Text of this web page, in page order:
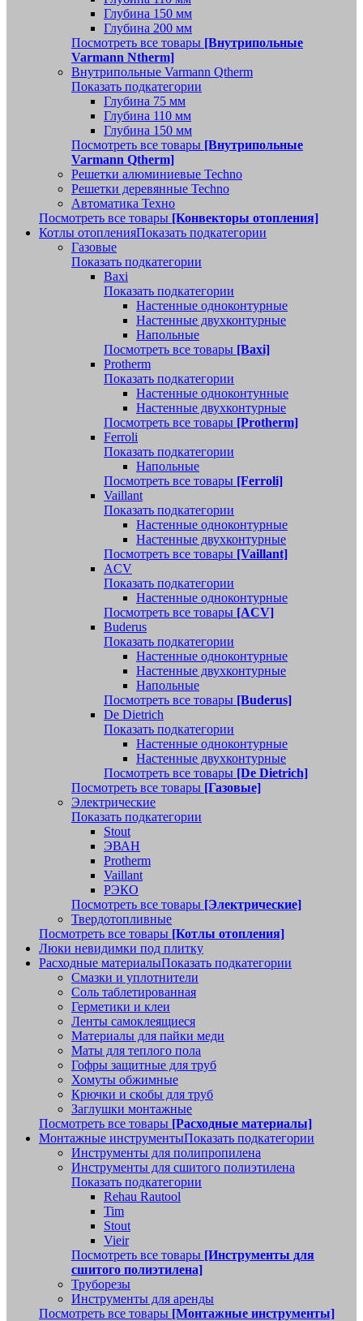
Глубина 150 мм
Глубина 200 мм
Посмотреть все товары [Внутрипольные
Varmann Ntherm]
Внутрипольные Varmann Qtherm
Показать подкатегории
Глубина 75 мм
Глубина 110 мм
Глубина 150 мм
Посмотреть все товары [Внутрипольные
Varmann Qtherm]
Решетки алюминиевые Techno
Решетки деревянные Techno
Автоматика Техно
Посмотреть все товары [Конвекторы отопления]
Котлы отопленияПоказать подкатегории
Газовые
Показать подкатегории
Baxi
Показать подкатегории
Настенные одноконтурные
Настенные двухконтурные
Напольные
Посмотреть все товары [Baxi]
Protherm
Показать подкатегории
Настенные одноконтунные
Настенные двухконтурные
Посмотреть все товары [Protherm]
Ferroli
Показать подкатегории
Напольные
Посмотреть все товары [Ferroli]
Vaillant
Показать подкатегории
Настенные одноконтурные
Настенные двухконтурные
Посмотреть все товары [Vaillant]
ACV
Показать подкатегории
Настенные одноконтурные
Посмотреть все товары [ACV]
Buderus
Показать подкатегории
Настенные одноконтурные
Настенные двухконтурные
Напольные
Посмотреть все товары [Buderus]
De Dietrich
Показать подкатегории
Настенные одноконтурные
Настенные двухконтурные
Посмотреть все товары [De Dietrich]
Посмотреть все товары [Газовые]
Электрические
Показать подкатегории
Stout
ЭВАН
Protherm
Vaillant
РЭКО
Посмотреть все товары [Электрические]
Твердотопливные
Посмотреть все товары [Котлы отопления]
Люки невидимки под плитку
Расходные материалыПоказать подкатегории
Смазки и уплотнители
Соль таблетированная
Герметики и клеи
Ленты самоклеящиеся
Материалы для пайки меди
Маты для теплого пола
Гофры защитные для труб
Хомуты обжимные
Крючки и скобы для труб
Заглушки монтажные
Посмотреть все товары [Расходные материалы]
Монтажные инструментыПоказать подкатегории
Инструменты для полипропилена
Инструменты для сшитого полиэтилена
Показать подкатегории
Rehau Rautool
Tim
Stout
Vieir
Посмотреть все товары [Инструменты для
сшитого полиэтилена]
Труборезы
Инструменты для аренды
Посмотреть все товары [Монтажные инструменты]